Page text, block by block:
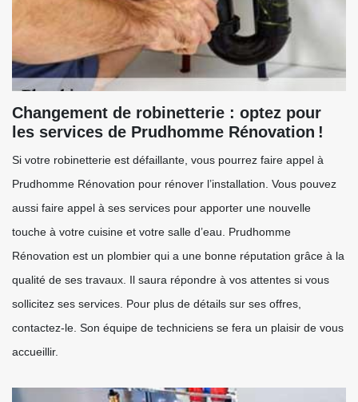
Changement de robinetterie : optez pour
les services de Prudhomme Rénovation !
Si votre robinetterie est défaillante, vous pourrez faire appel à
Prudhomme Rénovation pour rénover l’installation. Vous pouvez
aussi faire appel à ses services pour apporter une nouvelle
touche à votre cuisine et votre salle d’eau. Prudhomme
Rénovation est un plombier qui a une bonne réputation grâce à la
qualité de ses travaux. Il saura répondre à vos attentes si vous
sollicitez ses services. Pour plus de détails sur ses offres,
contactez-le. Son équipe de techniciens se fera un plaisir de vous
accueillir.